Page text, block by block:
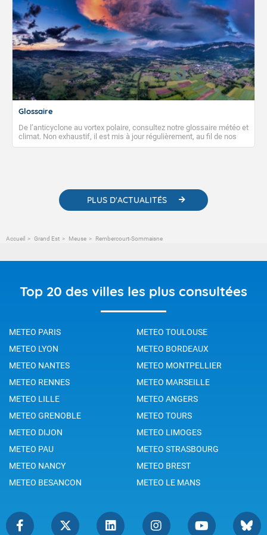
Glossaire
De l’anticyclone au vortex polaire, consultez notre glossaire météo et
climat. Non exhaustif, il est mis à jour régulièrement, au fil de nos
publications. Vous y trouverez également des liens utiles vers nos
PLUS D'ACTUALITÉS
Accueil Grand Est Meuse Rembercourt-Sommaisne
Top 20 des villes les plus consultées
METEO PARIS
METEO TOULOUSE
METEO LYON
METEO BORDEAUX
METEO NANTES
METEO MONTPELLIER
METEO RENNES
METEO MARSEILLE
METEO LILLE
METEO ANGERS
METEO GRENOBLE
METEO TOURS
METEO DIJON
METEO LIMOGES
METEO PAU
METEO STRASBOURG
METEO NANCY
METEO BREST
METEO BESANCON
METEO LE MANS